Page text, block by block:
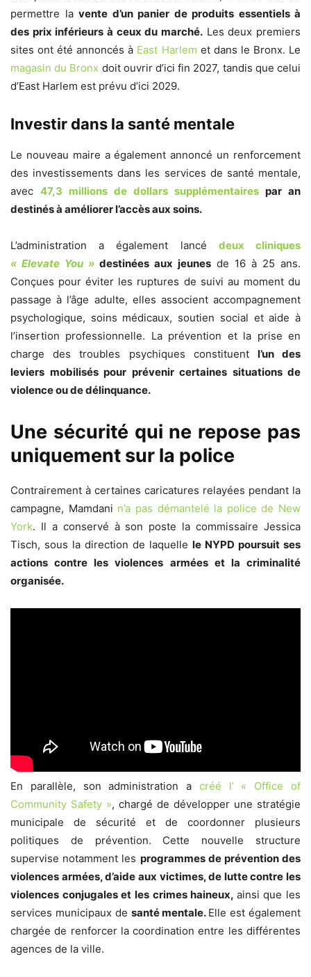
permettre la vente d’un panier de produits essentiels à
des prix inférieurs à ceux du marché. Les deux premiers
sites ont été annoncés à East Harlem et dans le Bronx. Le
magasin du Bronx doit ouvrir d’ici fin 2027, tandis que celui
d’East Harlem est prévu d’ici 2029.
Investir dans la santé mentale
Le nouveau maire a également annoncé un renforcement
des investissements dans les services de santé mentale,
avec 47,3 millions de dollars supplémentaires par an
destinés à améliorer l’accès aux soins.
L’administration a également lancé deux cliniques
« Elevate You » destinées aux jeunes de 16 à 25 ans.
Conçues pour éviter les ruptures de suivi au moment du
passage à l’âge adulte, elles associent accompagnement
psychologique, soins médicaux, soutien social et aide à
l’insertion professionnelle. La prévention et la prise en
charge des troubles psychiques constituent l’un des
leviers mobilisés pour prévenir certaines situations de
violence ou de délinquance.
Une sécurité qui ne repose pas
uniquement sur la police
Contrairement à certaines caricatures relayées pendant la
campagne, Mamdani n’a pas démantelé la police de New
York. Il a conservé à son poste la commissaire Jessica
Tisch, sous la direction de laquelle le NYPD poursuit ses
actions contre les violences armées et la criminalité
organisée.
En parallèle, son administration a créé l’ « Office of
Community Safety », chargé de développer une stratégie
municipale de sécurité et de coordonner plusieurs
politiques de prévention. Cette nouvelle structure
supervise notamment les programmes de prévention des
violences armées, d’aide aux victimes, de lutte contre les
violences conjugales et les crimes haineux, ainsi que les
services municipaux de santé mentale. Elle est également
chargée de renforcer la coordination entre les différentes
agences de la ville.